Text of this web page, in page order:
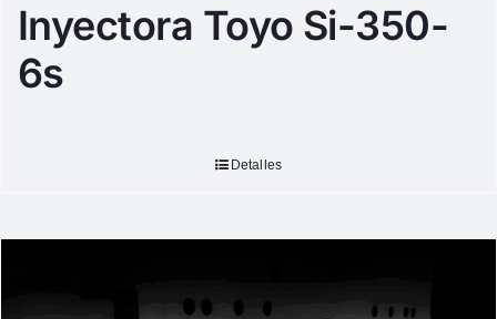
Inyectora Toyo Si-350-
6s
Detalles